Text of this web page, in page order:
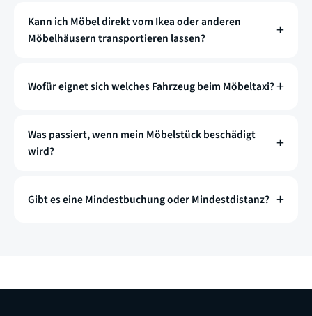
Kann ich Möbel direkt vom Ikea oder anderen
Möbelhäusern transportieren lassen?
Wofür eignet sich welches Fahrzeug beim Möbeltaxi?
Was passiert, wenn mein Möbelstück beschädigt
wird?
Gibt es eine Mindestbuchung oder Mindestdistanz?